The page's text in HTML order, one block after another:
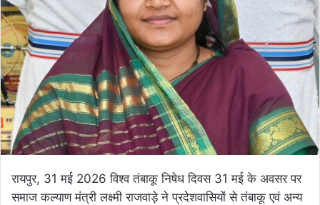
रायपुर, 31 मई 2026 विश्व तंबाकू निषेध दिवस 31 मई के अवसर पर
समाज कल्याण मंत्री लक्ष्मी राजवाड़े ने प्रदेशवासियों से तंबाकू एवं अन्य